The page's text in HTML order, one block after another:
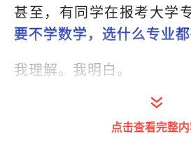
甚至，有同学在报考大学
要不学数学，选什么专业都
我理解。我明白。
可是，对大部分人来说，
解开数学题，不是为了当
点击查看完整